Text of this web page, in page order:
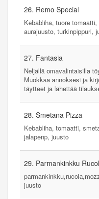
26. Remo Special
Kebabliha, tuore tomaatti,
aurajuusto, turkinpippuri,
27. Fantasia
Neljällä omavalintaisilla
Muokkaa annoksesi ja
täytteet ja lähettää
28. Smetana Pizza
Kebabliha, tomaatti,
jalapenp, juusto
29. Parmankinkku
juusto